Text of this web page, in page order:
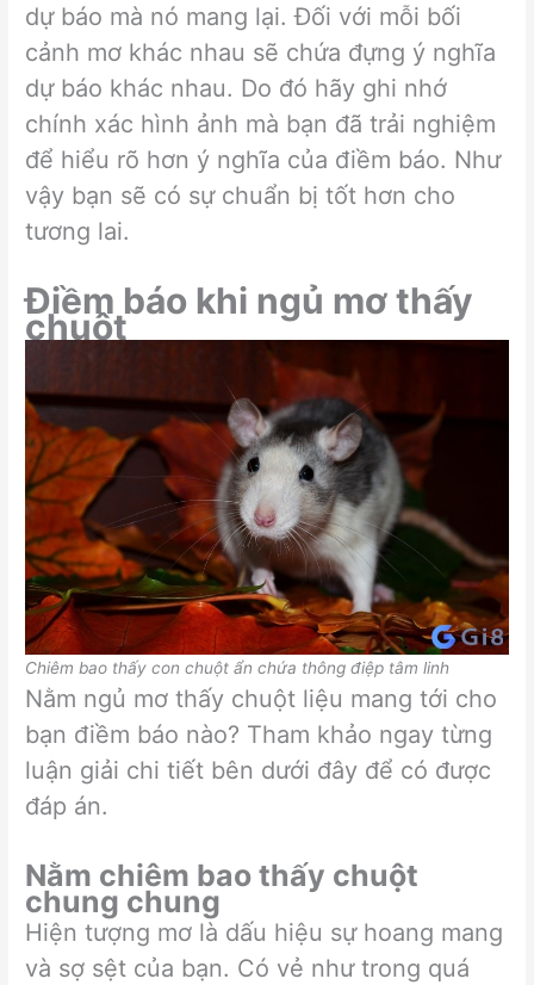
dự báo mà nó mang lại. Đối với mỗi bối
cảnh mơ khác nhau sẽ chứa đựng ý nghĩa
dự báo khác nhau. Do đó hãy ghi nhớ
chính xác hình ảnh mà bạn đã trải nghiệm
để hiểu rõ hơn ý nghĩa của điềm báo. Như
vậy bạn sẽ có sự chuẩn bị tốt hơn cho
tương lai.
Điềm báo khi ngủ mơ thấy
chuột
Chiêm bao thấy con chuột ẩn chứa thông điệp tâm linh
Nằm ngủ mơ thấy chuột liệu mang tới cho
bạn điềm báo nào? Tham khảo ngay từng
luận giải chi tiết bên dưới đây để có được
đáp án.
Nằm chiêm bao thấy chuột
chung chung
Hiện tượng mơ là dấu hiệu sự hoang mang
và sợ sệt của bạn. Có vẻ như trong quá